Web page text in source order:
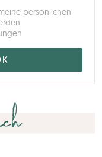
persönlichen